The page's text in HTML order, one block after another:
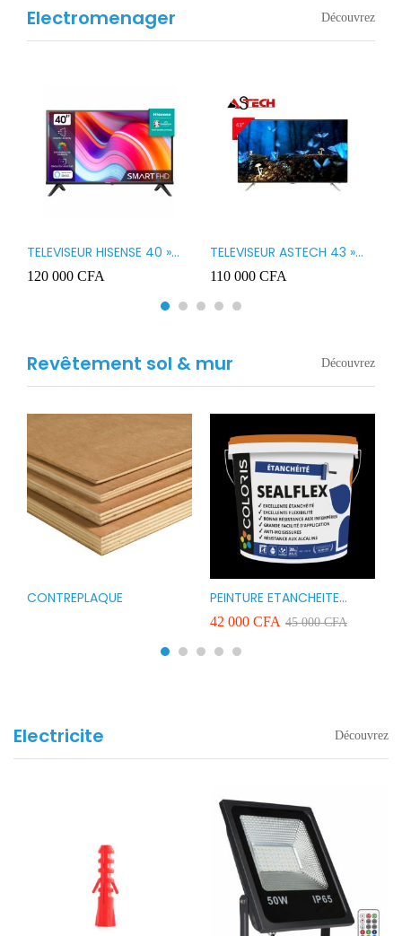
Electromenager Découvrez
TELEVISEUR HISENSE 40 »
LED SMART VIDAA 40A4K
120 000 CFA
TELEVISEUR ASTECH 43 »
LED 43OD15
110 000 CFA
Revêtement sol & mur Découvrez
CONTREPLAQUE
PEINTURE ETANCHEITE
COLORIS SEAFLEX 20KG
COULEUR ROUGE BLANC
VERT ET GRIS
42 000 CFA 45 000CFA
Electricite Découvrez